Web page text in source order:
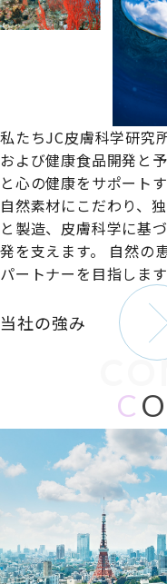
私たちJC皮膚科学研究所
および健康食品開発と
と心の健康をサポート
自然素材にこだわり、
と製造、皮膚科学に基
発を支えます。 自然の
パートナーを目指します
当社の強み
C